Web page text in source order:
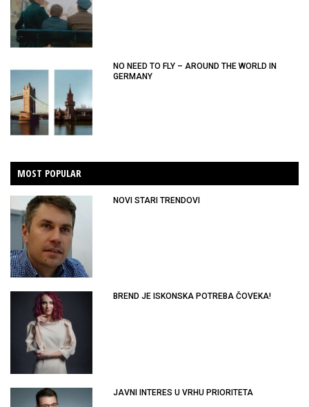
NO NEED TO FLY – AROUND THE WORLD IN
GERMANY
MOST POPULAR
NOVI STARI TRENDOVI
BREND JE ISKONSKA POTREBA ČOVEKA!
JAVNI INTERES U VRHU PRIORITETA